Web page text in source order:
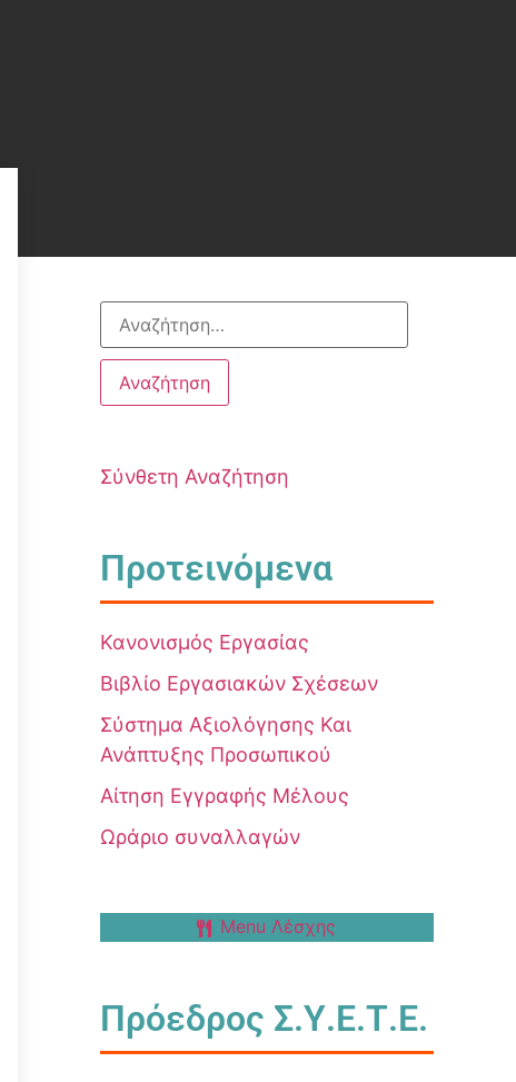
Σύνθετη Αναζήτηση
Προτεινόμενα
Κανονισμός Εργασίας
Βιβλίο Εργασιακών Σχέσεων
Σύστημα Αξιολόγησης Και
Ανάπτυξης Προσωπικού
Αίτηση Εγγραφής Μέλους
Ωράριο συναλλαγών
Menu Λέσχης
Πρόεδρος Σ.Υ.Ε.Τ.Ε.